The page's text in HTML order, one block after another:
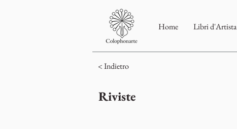
Home Libri d'Artista
< Indietro
Riviste